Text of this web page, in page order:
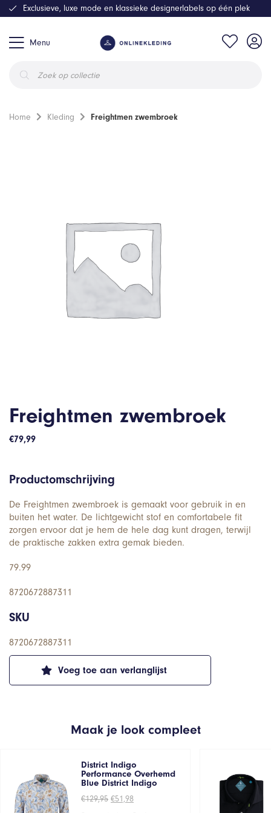
Menu
zoeken
Exclusieve, luxe mode en klassieke designerlabels op één plek
Home Kleding Freightmen zwembroek
Freightmen zwembroek
€79,99
Voeg toe aan verlanglijst
Productomschrijving
De Freightmen zwembroek is gemaakt voor gebruik in en
buiten het water. De lichtgewicht stof en comfortabele fit
zorgen ervoor dat je hem de hele dag kunt dragen, terwijl
de praktische zakken extra gemak bieden.
79.99
8720672887311
SKU
8720672887311
Maak je look compleet
District Indigo
Performance Overhemd
Blue District Indigo
€129,95 Oorspronkelijke
€51,98Huidige